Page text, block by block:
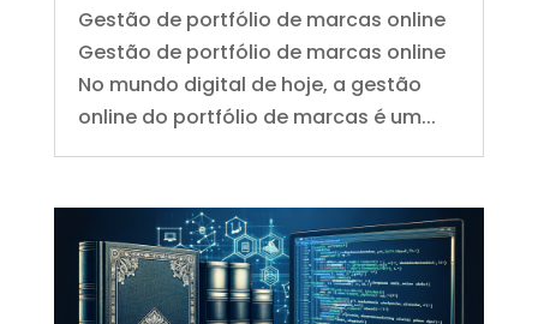
Gestão de portfólio de marcas online
Gestão de portfólio de marcas online
No mundo digital de hoje, a gestão
online do portfólio de marcas é um...